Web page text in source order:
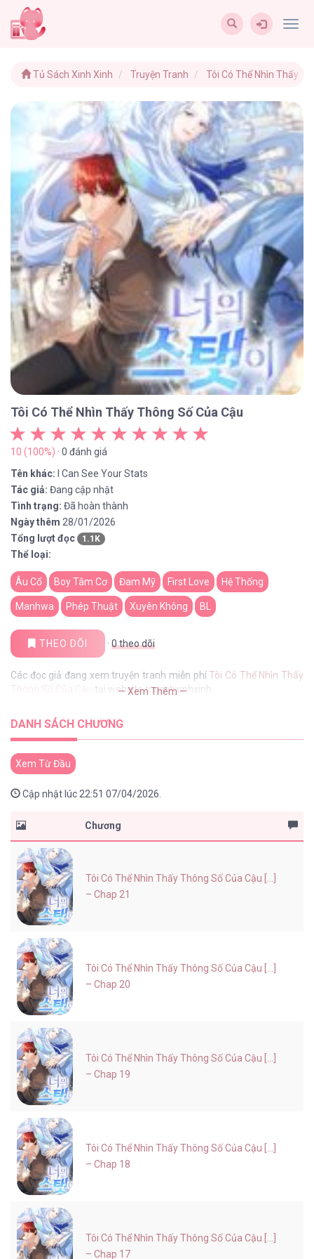
Tủ Sách Xinh Xinh Truyện Tranh Tôi Có Thể Nhìn Thấy
Tôi Có Thể Nhìn Thấy Thông Số Của Cậu
10 (100%) · 0 đánh giá
Tên khác:
I Can See Your Stats
Tác giả: Đang cập nhật
Tình trạng: Đã hoàn thành
Ngày thêm 28/01/2026
Tổng lượt đọc
1.1K
Thể loại:
Âu Cổ Boy Tâm Cơ Đam Mỹ First Love Hệ Thống
Manhwa Phép Thuật Xuyên Không BL
THEO DÕI · 0theo dõi
Các đọc giả đang xem truyện tranh miễn phíTôi Có Thể Nhìn Thấy
Thông Số Của Cậu
tại website tusachxinhxinh
— Xem Thêm —
DANH SÁCH CHƯƠNG
Xem Từ Đầu
Cập nhật lúc 22:51 07/04/2026.
Chương
Tôi Có Thể Nhìn Thấy Thông Số Của Cậu [...]
– Chap 21
Tôi Có Thể Nhìn Thấy Thông Số Của Cậu [...]
– Chap 20
Tôi Có Thể Nhìn Thấy Thông Số Của Cậu [...]
– Chap 19
Tôi Có Thể Nhìn Thấy Thông Số Của Cậu [...]
– Chap 18
Tôi Có Thể Nhìn Thấy Thông Số Của Cậu [...]
– Chap 17